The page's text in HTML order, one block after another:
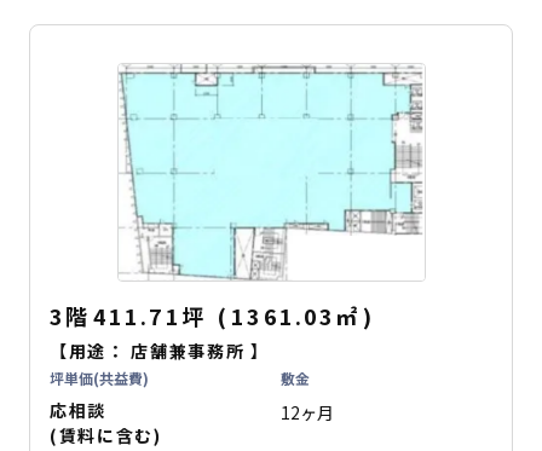
3階411.71坪 ( 1361.03 ㎡ )
【用途：店舗兼事務所 】
坪単価(共益費)
応相談
(賃料に含む)
敷金
12ヶ月